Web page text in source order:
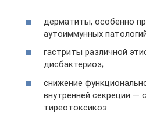
дерматиты, особенно
аутоиммунных
гастриты различной
дисбактериоз;
снижение
внутренней секреции —
тиреотоксикоз.